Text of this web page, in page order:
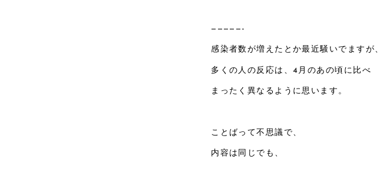
—————-
感染者数が増えたとか最近騒いでますが、
多くの人の反応は、4月のあの頃に比べ
まったく異なるように思います。
ことばって不思議で、
内容は同じでも、